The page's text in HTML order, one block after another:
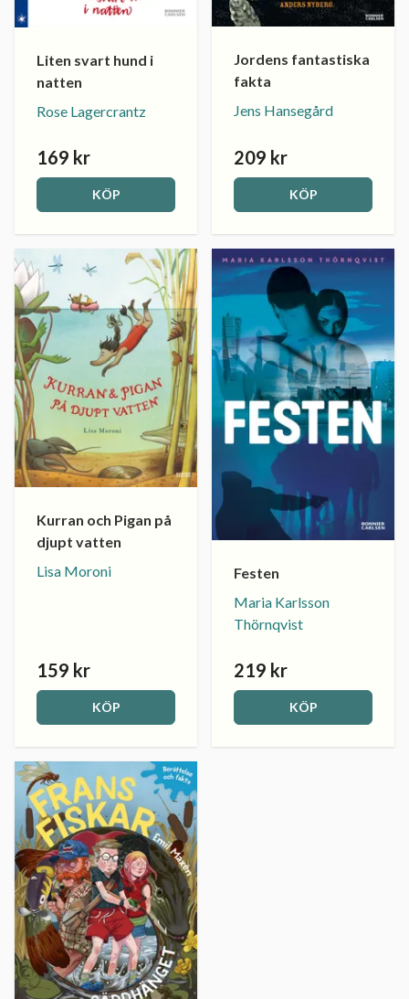
Liten svart hund i
natten
Rose Lagercrantz
169 kr
KÖP
Jordens fantastiska
fakta
Jens Hansegård
209 kr
KÖP
Kurran och Pigan på
djupt vatten
Lisa Moroni
159 kr
KÖP
Festen
Maria Karlsson
Thörnqvist
219 kr
KÖP